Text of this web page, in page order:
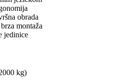
obrada
montaža
jedinice
kg)